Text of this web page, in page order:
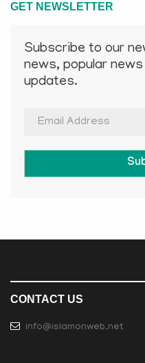
GET NEWSLETTER
Subscribe to our
news, popular
updates.
CONTACT US
info@islamonweb.net